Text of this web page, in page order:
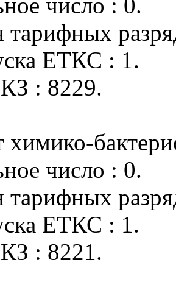
тарифных
ЕТКС : 1.
: 8229.
число : 0.
тарифных
ЕТКС : 1.
: 8221.